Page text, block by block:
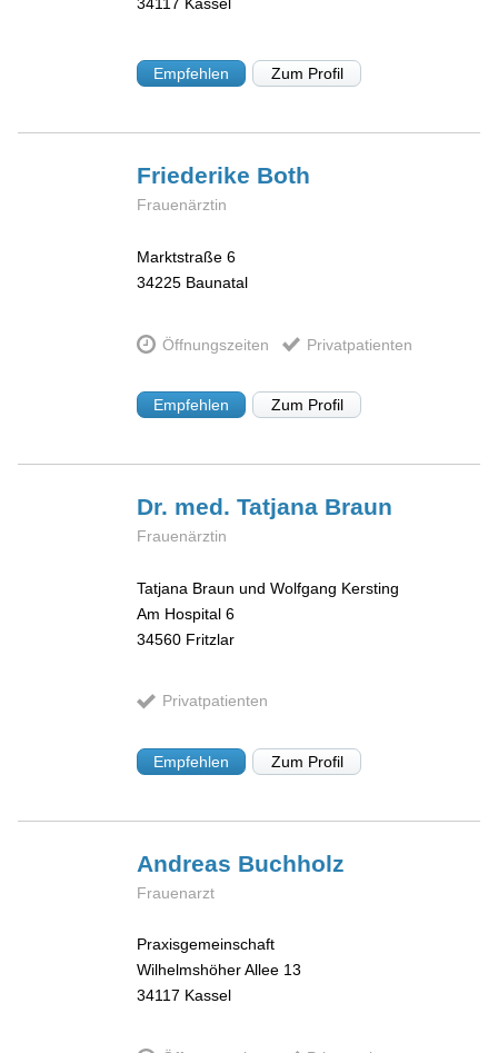
Empfehlen Zum Profil
Friederike Both
Frauenärztin
Marktstraße 6
34225 Baunatal
Öffnungszeiten Privatpatienten
Empfehlen Zum Profil
Dr. med. Tatjana Braun
Frauenärztin
Tatjana Braun und Wolfgang Kersting
Am Hospital 6
34560 Fritzlar
Privatpatienten
Empfehlen Zum Profil
Andreas Buchholz
Frauenarzt
Praxisgemeinschaft
Wilhelmshöher Allee 13
34117 Kassel